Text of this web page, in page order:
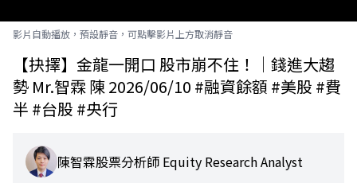
影片自動播放，預設靜音，可點擊影片上方取消靜音
【抉擇】金龍一開口 股市崩不住！｜錢進大趨
勢 Mr.智霖 陳 2026/06/10 #融資餘額 #美股 #費
半 #台股 #央行
陳智霖股票分析師 Equity Research Analyst